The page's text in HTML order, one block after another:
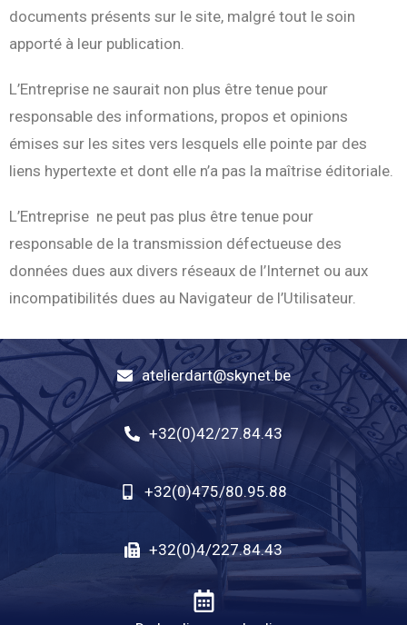
documents présents sur le site, malgré tout le soin
apporté à leur publication.
L’Entreprise ne saurait non plus être tenue pour
responsable des informations, propos et opinions
émises sur les sites vers lesquels elle pointe par des
liens hypertexte et dont elle n’a pas la maîtrise éditoriale.
L’Entreprise ne peut pas plus être tenue pour
responsable de la transmission défectueuse des
données dues aux divers réseaux de l’Internet ou aux
incompatibilités dues au Navigateur de l’Utilisateur.
atelierdart@skynet.be
+32(0)42/27.84.43
+32(0)475/80.95.88
+32(0)4/227.84.43